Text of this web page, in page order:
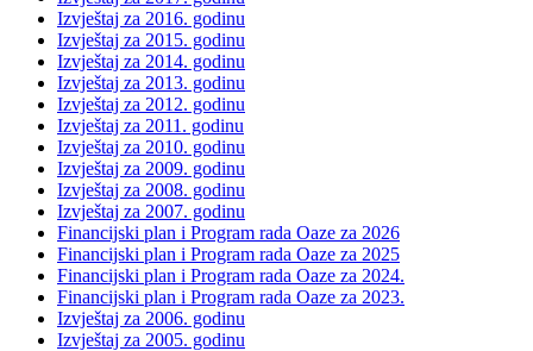
Izvještaj za 2016. godinu
Izvještaj za 2015. godinu
Izvještaj za 2014. godinu
Izvještaj za 2013. godinu
Izvještaj za 2012. godinu
Izvještaj za 2011. godinu
Izvještaj za 2010. godinu
Izvještaj za 2009. godinu
Izvještaj za 2008. godinu
Izvještaj za 2007. godinu
Financijski plan i Program rada Oaze za 2026
Financijski plan i Program rada Oaze za 2025
Financijski plan i Program rada Oaze za 2024.
Financijski plan i Program rada Oaze za 2023.
Izvještaj za 2006. godinu
Izvještaj za 2005. godinu